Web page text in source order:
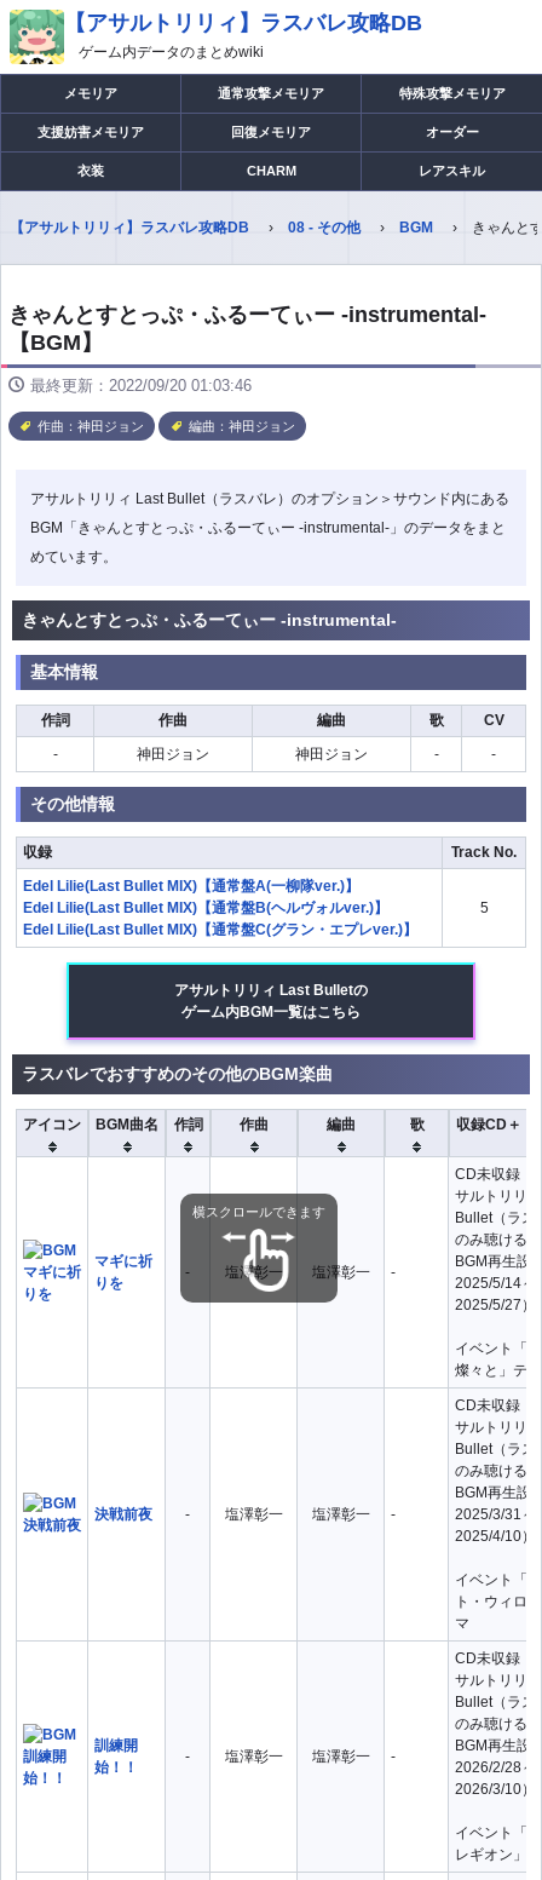
【アサルトリリィ】ラスバレ攻略DB
ゲーム内データのまとめwiki
メモリア 通常攻撃メモリア 特殊攻撃メモリア
支援妨害メモリア 回復メモリア オーダー
衣装 CHARM レアスキル
【アサルトリリィ】ラスバレ攻略DB 08 - その他 BGM きゃんと
きゃんとすとっぷ・ふるーてぃー -instrumental-
【BGM】
最終更新：2022/09/20 01:03:46
作曲：神田ジョン 編曲：神田ジョン
アサルトリリィ Last Bullet（ラスバレ）のオプション＞サウンド内にある
BGM「きゃんとすとっぷ・ふるーてぃー -instrumental-」のデータをまと
めています。
きゃんとすとっぷ・ふるーてぃー -instrumental-
基本情報
作詞 作曲 編曲 歌
CV
-
神田ジョン 神田ジョン - -
その他情報
収録
Track No.
Edel Lilie(Last Bullet MIX)【通常盤A(一柳隊ver.)】
Edel Lilie(Last Bullet MIX)【通常盤B(ヘルヴォルver.)】
Edel Lilie(Last Bullet MIX)【通常盤C(グラン・エプレver.)】
5
アサルトリリィ Last Bulletの
ゲーム内BGM一覧はこちら
ラスバレでおすすめのその他のBGM楽曲
アイコン BGM曲名 作詞 作曲 編曲 歌 収録CD＋ト
マギに祈
りを
- 塩澤彰一 塩澤彰一 -
CD未収録（
サルトリリ
Bullet（ラス
のみ聴ける
BGM再生設
2025/5/14～
2025/5/27）
イベント「
燦々と」テ
決戦前夜 - 塩澤彰一 塩澤彰一 -
CD未収録（
サルトリリ
Bullet（ラス
のみ聴ける
BGM再生設
2025/3/31～
2025/4/10）
イベント「
ト・ウィロ
マ
訓練開
始！！
- 塩澤彰一 塩澤彰一 -
CD未収録（
サルトリリ
Bullet（ラス
のみ聴ける
BGM再生設
2026/2/28～
2026/3/10）
イベント「
レギオン」
横スクロールできます